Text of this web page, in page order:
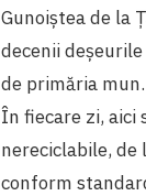
Gunoiștea de la
decenii
de primăria
În fiecare zi, aici
nereciclabile, de
conform